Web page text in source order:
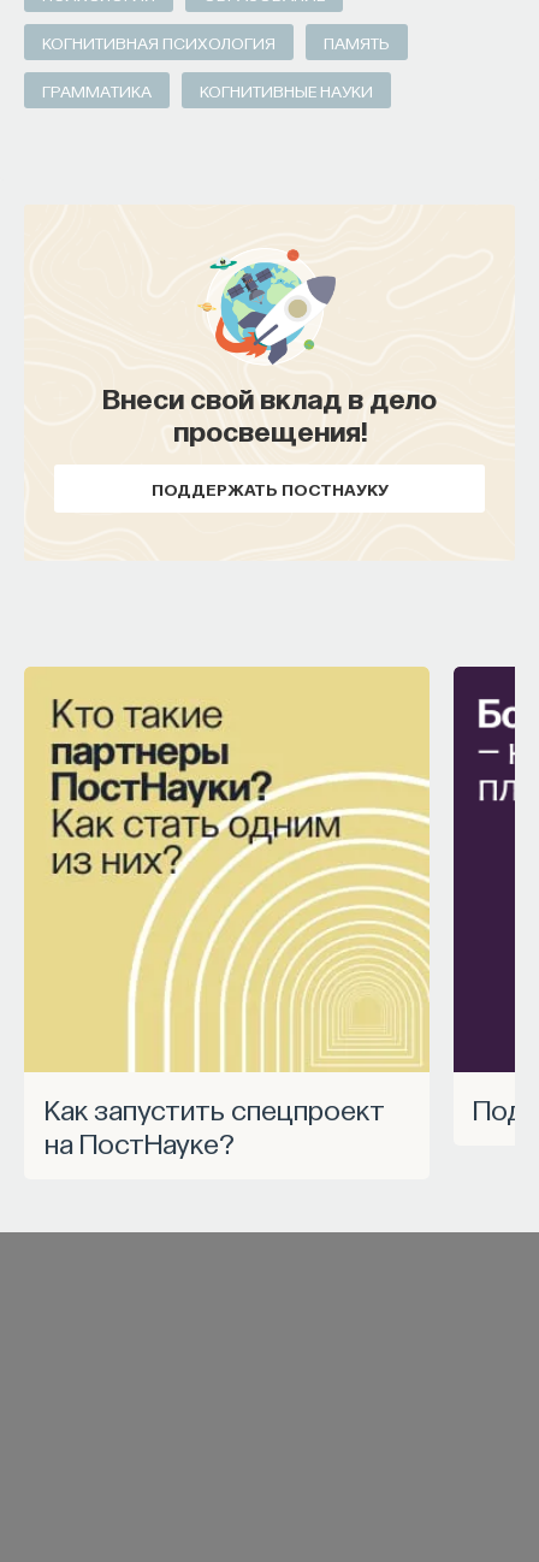
КОГНИТИВНАЯ ПСИХОЛОГИЯ ПАМЯТЬ
ГРАММАТИКА КОГНИТИВНЫЕ НАУКИ
Внеси свой вклад в дело
просвещения!
ПОДДЕРЖАТЬ ПОСТНАУКУ
Как запустить спецпроект
на ПостНауке?